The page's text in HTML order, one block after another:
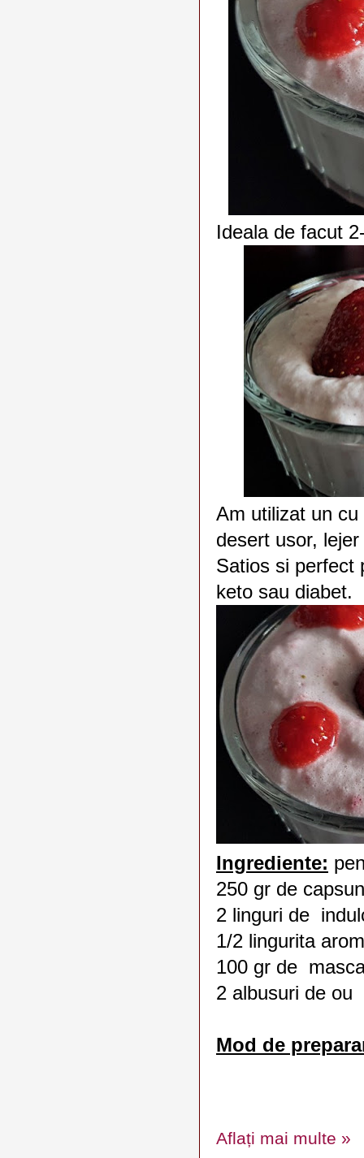
Ideala de facut
Am utilizat un
desert usor,
Satios si perfect
keto sau diabet.
Ingrediente:
250 gr de
2 linguri de
1/2 lingurita
100 gr de
2 albusuri de ou
Mod de
Aflați mai multe »